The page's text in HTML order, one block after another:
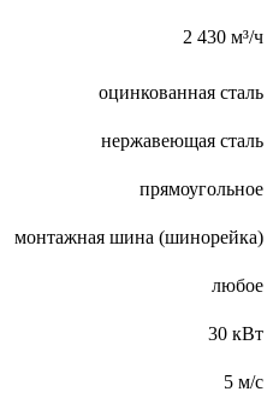
2 430 м³/ч
оцинкованная сталь
нержавеющая сталь
прямоугольное
монтажная шина (шинорейка)
любое
30 кВт
5 м/с